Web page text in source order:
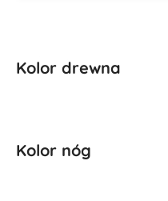
Kolor drewna
Kolor nóg